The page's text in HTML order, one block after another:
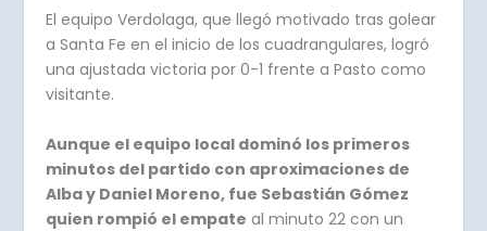
El equipo Verdolaga, que llegó motivado tras golear
a Santa Fe en el inicio de los cuadrangulares, logró
una ajustada victoria por 0-1 frente a Pasto como
visitante.
Aunque el equipo local dominó los primeros
minutos del partido con aproximaciones de
Alba y Daniel Moreno, fue Sebastián Gómez
quien rompió el empate al minuto 22 con un